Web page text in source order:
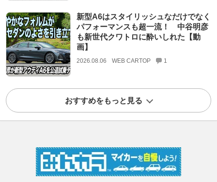
新型A6はスタイリッシュなだけでなく
パフォーマンスも超一流！ 中谷明彦
も新世代クワトロに酔いしれた【動
画】
2026.08.06 WEB CARTOP 1
おすすめをもっと見る